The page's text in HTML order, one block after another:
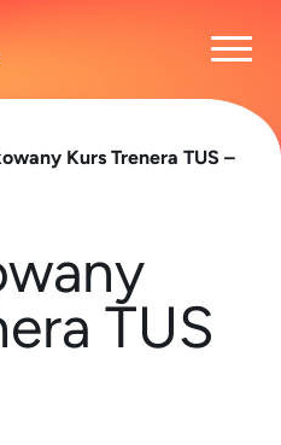
Kurs Trenera TUS –
TUS